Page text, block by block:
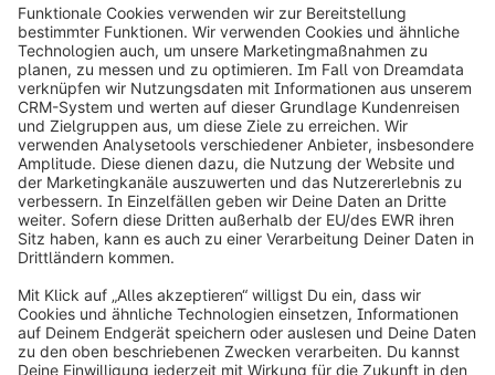
info@shopware.com
Über Shopware
Produkt
Lösungen
Partner
Entwickler